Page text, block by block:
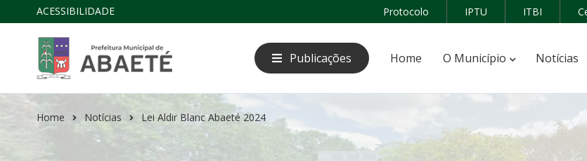
ACESSIBILIDADE Protocolo IPTU ITBI
Publicações Home O Município Notícias
Home Notícias Lei Aldir Blanc Abaeté 2024